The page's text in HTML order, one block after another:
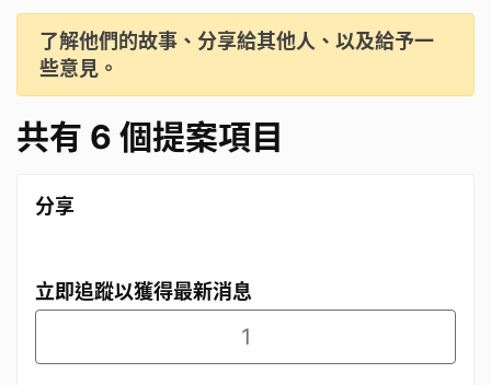
了解他們的故事、分享給其他人、以及給予一
些意見。
共有 6 個提案項目
分享
立即追蹤以獲得最新消息
1